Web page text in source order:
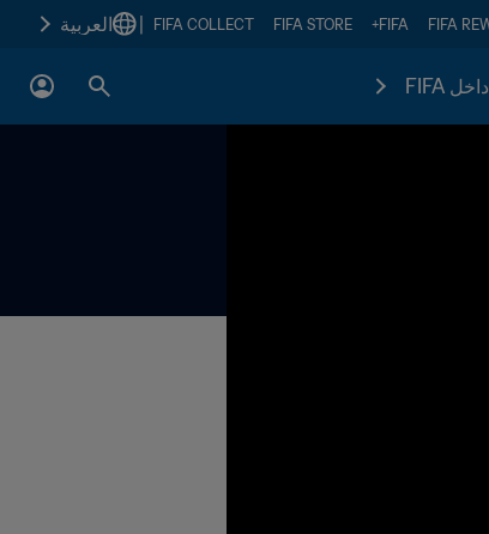
FIFA
FIFA+
FIFA STORE
FIFA COLLECT العربية
داخل FIFA